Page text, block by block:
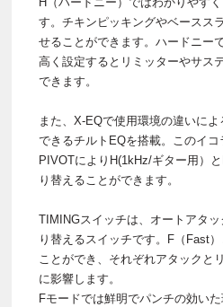
す。チキンピッキングやベースス
せることができます。ハードニー
高く設定するとリミッターやサス
できます。
また、X-EQで使用環境の違いに
できるチルトEQを搭載。このイ
PIVOTによりH(1kHz/ギター用）
り替えることができます。
TIMINGスイッチは、オートアタ
り替えるスイッチです。F（Fast
ことができ、それぞれアタックと
に影響します。
Fモードでは鮮明でパンチの効い